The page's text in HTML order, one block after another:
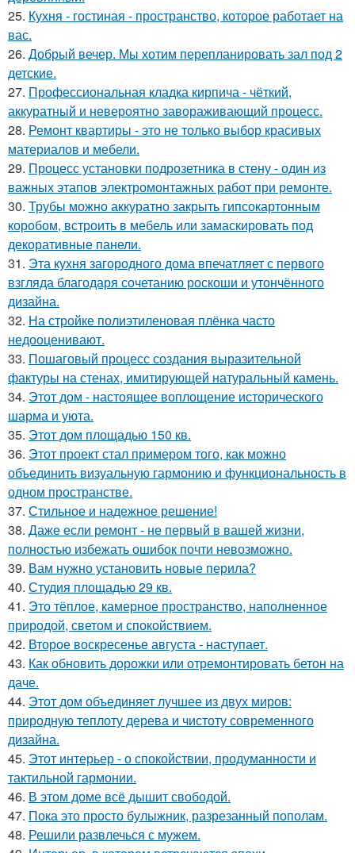
25. Кухня - гостиная - пространство, которое работает на
вас.
26. Добрый вечер. Мы хотим перепланировать зал под 2
детские.
27. Профессиональная кладка кирпича - чёткий,
аккуратный и невероятно завораживающий процесс.
28. Ремонт квартиры - это не только выбор красивых
материалов и мебели.
29. Процесс установки подрозетника в стену - один из
важных этапов электромонтажных работ при ремонте.
30. Трубы можно аккуратно закрыть гипсокартонным
коробом, встроить в мебель или замаскировать под
декоративные панели.
31. Эта кухня загородного дома впечатляет с первого
взгляда благодаря сочетанию роскоши и утончённого
дизайна.
32. На стройке полиэтиленовая плёнка часто
недооценивают.
33. Пошаговый процесс создания выразительной
фактуры на стенах, имитирующей натуральный камень.
34. Этот дом - настоящее воплощение исторического
шарма и уюта.
35. Этот дом площадью 150 кв.
36. Этот проект стал примером того, как можно
объединить визуальную гармонию и функциональность в
одном пространстве.
37. Стильное и надежное решение!
38. Даже если ремонт - не первый в вашей жизни,
полностью избежать ошибок почти невозможно.
39. Вам нужно установить новые перила?
40. Студия площадью 29 кв.
41. Это тёплое, камерное пространство, наполненное
природой, светом и спокойствием.
42. Второе воскресенье августа - наступает.
43. Как обновить дорожки или отремонтировать бетон на
даче.
44. Этот дом объединяет лучшее из двух миров:
природную теплоту дерева и чистоту современного
дизайна.
45. Этот интерьер - о спокойствии, продуманности и
тактильной гармонии.
46. В этом доме всё дышит свободой.
47. Пока это просто булыжник, разрезанный пополам.
48. Решили развлечься с мужем.